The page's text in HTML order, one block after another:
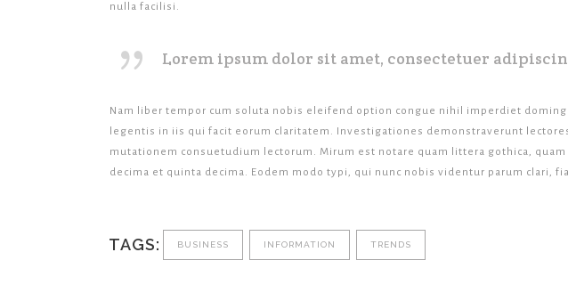
nulla facilisi.
Lorem ipsum dolor sit amet, consectetuer
Nam liber tempor cum soluta nobis eleifend option congue nihil imperdiet
legentis in iis qui facit eorum claritatem. Investigationes demonstraverunt
mutationem consuetudium lectorum. Mirum est notare quam littera gothica,
decima et quinta decima. Eodem modo typi, qui nunc nobis videntur parum clari,
TAGS: BUSINESS INFORMATION TRENDS